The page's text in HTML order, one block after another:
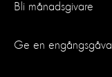
Bli månadsgivare
Ge en engångsgåva